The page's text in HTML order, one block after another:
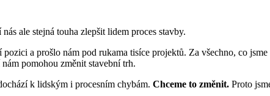
nás ale stejná touha zlepšit lidem proces stavby.
a prošlo nám pod rukama tisíce projektů. Za všechno, co
pomohou změnit stavební trh.
k lidským i procesním chybám. Chceme to změnit. Proto